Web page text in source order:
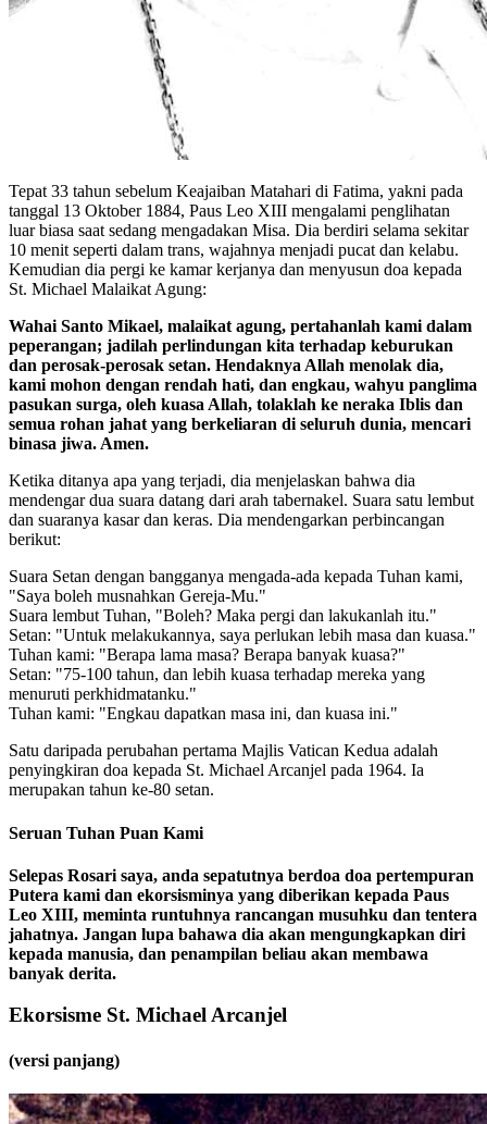
Tepat 33 tahun sebelum Keajaiban Matahari di Fatima, yakni pada
tanggal 13 Oktober 1884, Paus Leo XIII mengalami penglihatan
luar biasa saat sedang mengadakan Misa. Dia berdiri selama sekitar
10 menit seperti dalam trans, wajahnya menjadi pucat dan kelabu.
Kemudian dia pergi ke kamar kerjanya dan menyusun doa kepada
St. Michael Malaikat Agung:
Wahai Santo Mikael, malaikat agung, pertahanlah kami dalam
peperangan; jadilah perlindungan kita terhadap keburukan
dan perosak-perosak setan. Hendaknya Allah menolak dia,
kami mohon dengan rendah hati, dan engkau, wahyu panglima
pasukan surga, oleh kuasa Allah, tolaklah ke neraka Iblis dan
semua rohan jahat yang berkeliaran di seluruh dunia, mencari
binasa jiwa. Amen.
Ketika ditanya apa yang terjadi, dia menjelaskan bahwa dia
mendengar dua suara datang dari arah tabernakel. Suara satu lembut
dan suaranya kasar dan keras. Dia mendengarkan perbincangan
berikut:
Suara Setan dengan bangganya mengada-ada kepada Tuhan kami,
"Saya boleh musnahkan Gereja-Mu."
Suara lembut Tuhan, "Boleh? Maka pergi dan lakukanlah itu."
Setan: "Untuk melakukannya, saya perlukan lebih masa dan kuasa."
Tuhan kami: "Berapa lama masa? Berapa banyak kuasa?"
Setan: "75-100 tahun, dan lebih kuasa terhadap mereka yang
menuruti perkhidmatanku."
Tuhan kami: "Engkau dapatkan masa ini, dan kuasa ini."
Satu daripada perubahan pertama Majlis Vatican Kedua adalah
penyingkiran doa kepada St. Michael Arcanjel pada 1964. Ia
merupakan tahun ke-80 setan.
Seruan Tuhan Puan Kami
Selepas Rosari saya, anda sepatutnya berdoa doa pertempuran
Putera kami dan ekorsisminya yang diberikan kepada Paus
Leo XIII, meminta runtuhnya rancangan musuhku dan tentera
jahatnya. Jangan lupa bahawa dia akan mengungkapkan diri
kepada manusia, dan penampilan beliau akan membawa
banyak derita.
Ekorsisme St. Michael Arcanjel
(versi panjang)